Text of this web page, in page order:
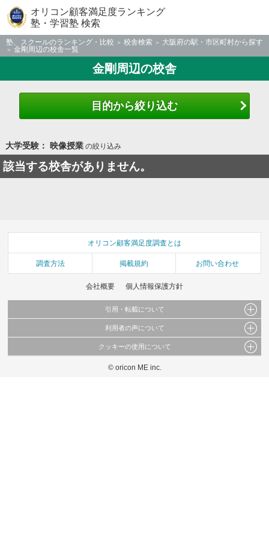
オリコン顧客満足度ランキング
塾・学習塾 検索
塾、スクールのランキング・比較 校舎検索
大阪府の駅・市区町村から探す
金剛周辺の校舎一覧
金剛周辺の校舎
目的から絞り込む
大学受験： 映像授業の絞り込み
該当する校舎がありません。
オリコン顧客満足度調査とは
調査方法 掲載規約 お問い合わせ
会社概要 個人情報保護方針
引用・転載について
当サイトで公開されている情報（文字、写真、イラスト、画像データ等）及びこれらの配
これらの情報を権利者の許可なく無断転載・複製などの二次利用を行うことは固く禁じて
利用者の声について
当サイトに掲載している内容はすべてサービスの利用者が提出された見解・感想です。
弊社の見解・ 意見ではないことをご理解いただいた上でご覧ください。
クッキーの使用について
このサイトでは Cookie を使用して、ユーザーに合わせたコンテンツや広告の表示、ソー
© oricon ME inc.